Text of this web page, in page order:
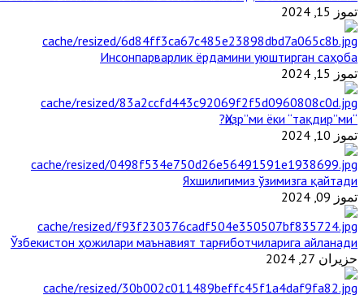
تموز 15, 2024
Инсонпарварлик ёрдамини уюштирган саҳоба
تموز 15, 2024
“Ҳизр”ми ёки “тақдир”ми?
تموز 10, 2024
Яхшилигимиз ўзимизга қайтади
تموز 09, 2024
Ўзбекистон ҳожилари маънавият тарғиботчиларига айланади
حزيران 27, 2024